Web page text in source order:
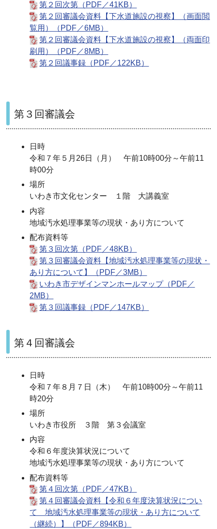
第２回次第（PDF／41KB）
第２回審議会資料【下水道施設の視察】（画面閲
覧用）（PDF／6MB）
第２回審議会資料【下水道施設の視察】（両面印
刷用）（PDF／8MB）
第２回議事録（PDF／122KB）
第３回審議会
日時
令和７年５月26日（月） 午前10時00分～午前11
時00分
場所
いわき市文化センター １階 大講義室
内容
地域汚水処理事業等の現状・あり方について
配布資料等
第３回次第（PDF／48KB）
第３回審議会資料【地域汚水処理事業等の現状・
あり方について】（PDF／3MB）
いわき市デザインマンホールマップ（PDF／
2MB）
第３回議事録（PDF／147KB）
第４回審議会
日時
令和７年８月７日（木） 午前10時00分～午前11
時20分
場所
いわき市役所 ３階 第３会議室
内容
令和６年度決算状況について
地域汚水処理事業等の現状・あり方について
配布資料等
第４回次第（PDF／47KB）
第４回審議会資料【令和６年度決算状況につい
て 地域汚水処理事業等の現状・あり方について
（継続）】（PDF／894KB）